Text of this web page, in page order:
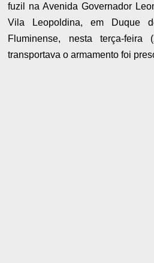
fuzil na Avenida Governador
Vila Leopoldina, em Duque
Fluminense, nesta terça-
transportava o armamento foi